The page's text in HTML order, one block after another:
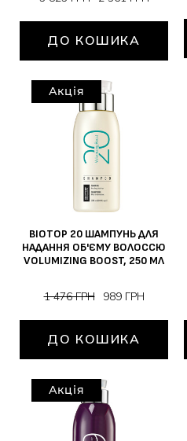
ДО КОШИКА
Акція
BIOTOP 20 ШАМПУНЬ ДЛЯ
НАДАННЯ ОБ'ЄМУ ВОЛОССЮ
VOLUMIZING BOOST, 250 МЛ
1 476 ГРН 989 ГРН
ДО КОШИКА
Акція